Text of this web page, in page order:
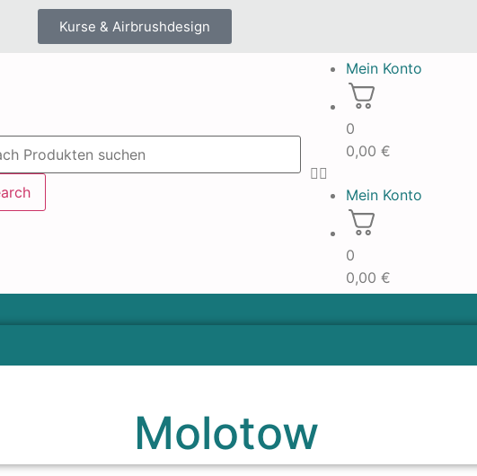
Kurse & Airbrushdesign
Mein Konto
0
0,00 €
Mein Konto
0
0,00 €
Molotow